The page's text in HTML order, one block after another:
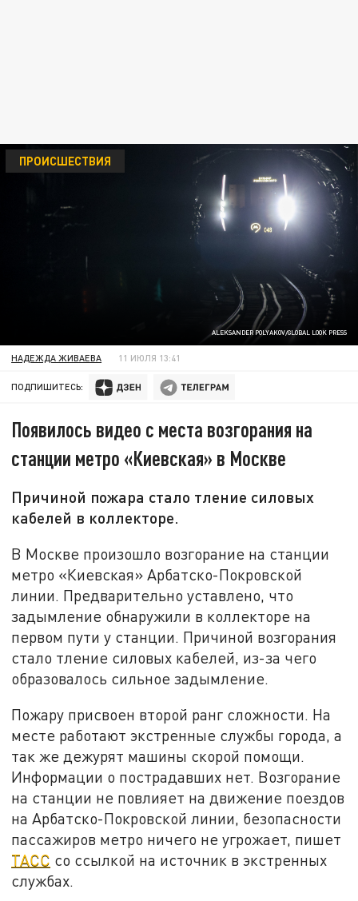
ALEKSANDER POLYAKOV/GLOBAL LOOK PRESS
ПРОИСШЕСТВИЯ
НАДЕЖДА ЖИВАЕВА 11 ИЮЛЯ 13:41
ПОДПИШИТЕСЬ:
Появилось видео с места возгорания на
станции метро «Киевская» в Москве
Причиной пожара стало тление силовых
кабелей в коллекторе.
В Москве произошло возгорание на станции
метро «Киевская» Арбатско-Покровской
линии. Предварительно уставлено, что
задымление обнаружили в коллекторе на
первом пути у станции. Причиной возгорания
стало тление силовых кабелей, из-за чего
образовалось сильное задымление.
Пожару присвоен второй ранг сложности. На
месте работают экстренные службы города, а
так же дежурят машины скорой помощи.
Информации о пострадавших нет. Возгорание
на станции не повлияет на движение поездов
на Арбатско-Покровской линии, безопасности
пассажиров метро ничего не угрожает, пишет
ТАСС со ссылкой на источник в экстренных
службах.